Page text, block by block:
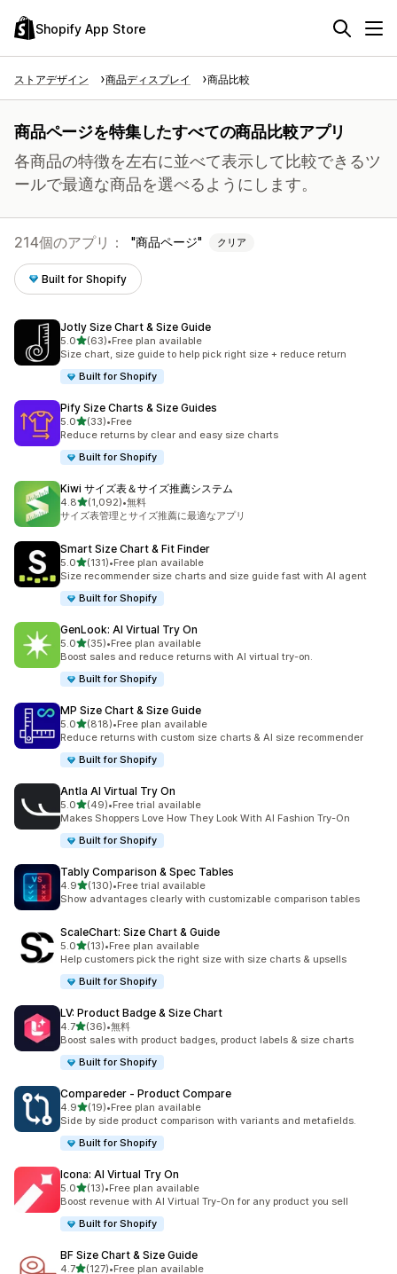
Shopify App Store
ストアデザイン 商品ディスプレイ 商品比較
商品ページを特集したすべての商品比較アプリ
各商品の特徴を左右に並べて表示して比較できるツ
ールで最適な商品を選べるようにします。
214個のアプリ： 商品ページ クリア
Built for Shopify
Jotly Size Chart & Size Guide
5.05つ星中
(63)
合計レビュー数：63件
•Free plan available
Size chart, size guide to help pick right size + reduce return
Built for Shopify
Pify Size Charts & Size Guides
5.05つ星中
(33)
合計レビュー数：33件
•Free
Reduce returns by clear and easy size charts
Built for Shopify
Kiwi サイズ表＆サイズ推薦システム
4.85つ星中
(1,092)
合計レビュー数：1092件
•無料
サイズ表管理とサイズ推薦に最適なアプリ
Smart Size Chart & Fit Finder
5.05つ星中
(131)
合計レビュー数：131件
•Free plan available
Size recommender size charts and size guide fast with AI agent
Built for Shopify
GenLook: AI Virtual Try On
5.05つ星中
(35)
合計レビュー数：35件
•Free plan available
Boost sales and reduce returns with AI virtual try-on.
Built for Shopify
MP Size Chart & Size Guide
5.05つ星中
(818)
合計レビュー数：818件
•Free plan available
Reduce returns with custom size charts & AI size recommender
Built for Shopify
Antla AI Virtual Try On
5.05つ星中
(49)
合計レビュー数：49件
•Free trial available
Makes Shoppers Love How They Look With AI Fashion Try-On
Built for Shopify
Tably Comparison & Spec Tables
4.95つ星中
(130)
合計レビュー数：130件
•Free trial available
Show advantages clearly with customizable comparison tables
ScaleChart: Size Chart & Guide
5.05つ星中
(13)
合計レビュー数：13件
•Free plan available
Help customers pick the right size with size charts & upsells
Built for Shopify
LV: Product Badge & Size Chart
4.75つ星中
(36)
合計レビュー数：36件
•無料
Boost sales with product badges, product labels & size charts
Built for Shopify
Compareder ‑ Product Compare
4.95つ星中
(19)
合計レビュー数：19件
•Free plan available
Side by side product comparison with variants and metafields.
Built for Shopify
Icona: AI Virtual Try On
5.05つ星中
(13)
合計レビュー数：13件
•Free plan available
Boost revenue with AI Virtual Try-On for any product you sell
Built for Shopify
BF Size Chart & Size Guide
4.75つ星中
(127)•Free plan available